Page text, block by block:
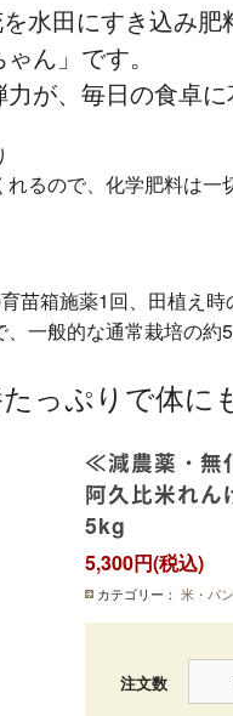
水田にすき込み
ん」です。
が、毎日の食卓に
ので、化学肥料は一
苗箱施薬1回、田植え時
般的な通常栽培の約
っぷりで体に
≪減農薬・無
阿久比米れ
5kg
5,300円(税込)
カテゴリー： 米・パ
注文数